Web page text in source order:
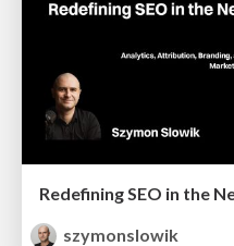
szymonslowik